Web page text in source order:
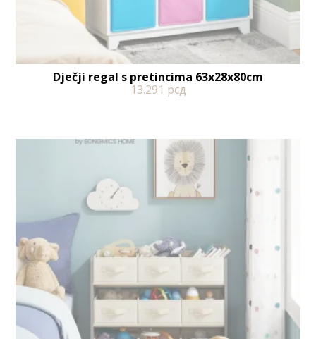
Dječji regal s pretincima 63x28x80cm
13.291 рсд